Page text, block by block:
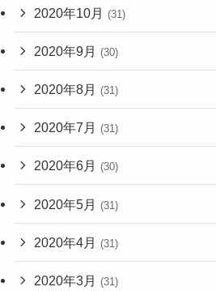
2020年10月 (31)
2020年9月 (30)
2020年8月 (31)
2020年7月 (31)
2020年6月 (30)
2020年5月 (31)
2020年4月 (31)
2020年3月 (31)